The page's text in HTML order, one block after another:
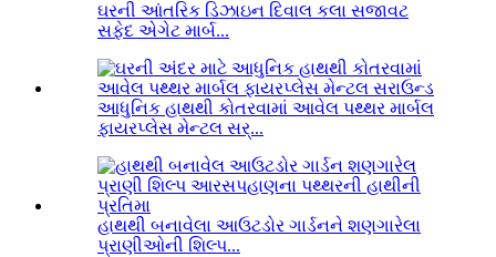
ઘરની આંતરિક ડિઝાઇન દિવાલ કલા સજાવટ
સફેદ એગેટ માર્બ...
આધુનિક હાથથી કોતરવામાં આવેલ પથ્થર માર્બલ
ફાયરપ્લેસ મેન્ટલ સર્...
હાથથી બનાવેલા આઉટડોર ગાર્ડનને શણગારેલા
પ્રાણીઓની શિલ્પ...